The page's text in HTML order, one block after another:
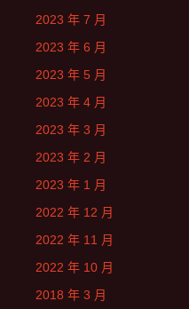
2023 年 7 月
2023 年 6 月
2023 年 5 月
2023 年 4 月
2023 年 3 月
2023 年 2 月
2023 年 1 月
2022 年 12 月
2022 年 11 月
2022 年 10 月
2018 年 3 月